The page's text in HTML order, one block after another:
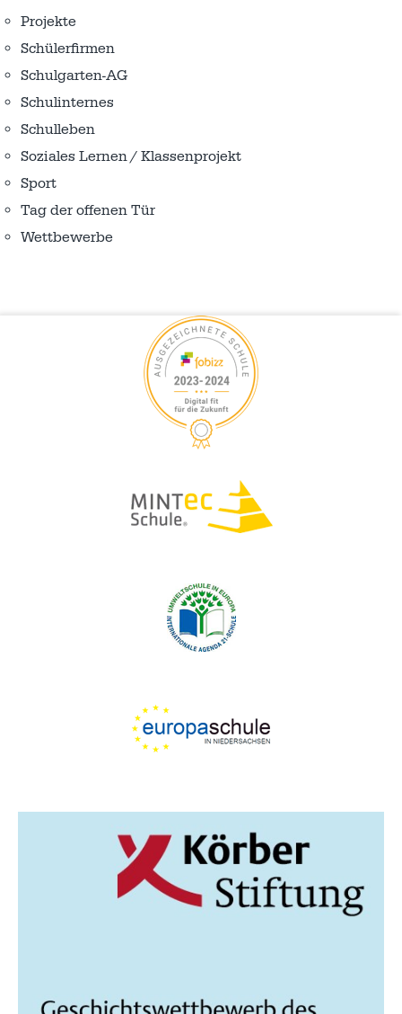
Projekte
Schülerfirmen
Schulgarten-AG
Schulinternes
Schulleben
Soziales Lernen / Klassenprojekt
Sport
Tag der offenen Tür
Wettbewerbe